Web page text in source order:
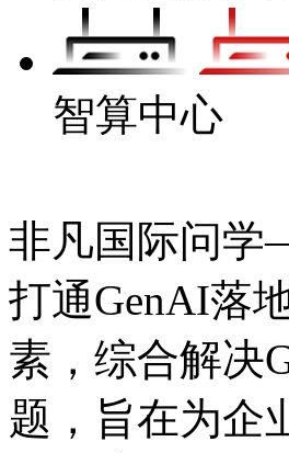
智算中心
非凡国际问
打通GenAI落地
素，综合解决
题，旨在